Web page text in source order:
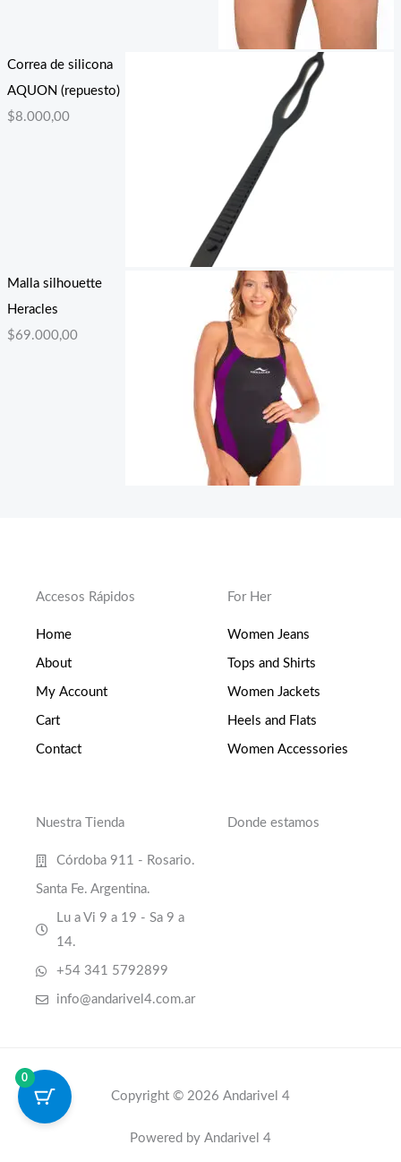
Correa de silicona
AQUON (repuesto)
$8.000,00
Malla silhouette
Heracles
$69.000,00
Accesos Rápidos
Home
About
My Account
Cart
Contact
For Her
Women Jeans
Tops and Shirts
Women Jackets
Heels and Flats
Women Accessories
Nuestra Tienda
Córdoba 911 - Rosario.
Santa Fe. Argentina.
Lu a Vi 9 a 19 - Sa 9 a
14.
+54 341 5792899
info@andarivel4.com.ar
Donde estamos
Copyright © 2026 Andarivel 4
Powered by Andarivel 4
0